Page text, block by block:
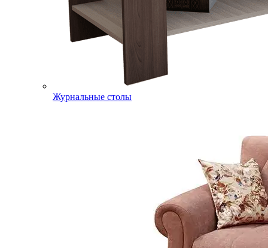
Журнальные столы